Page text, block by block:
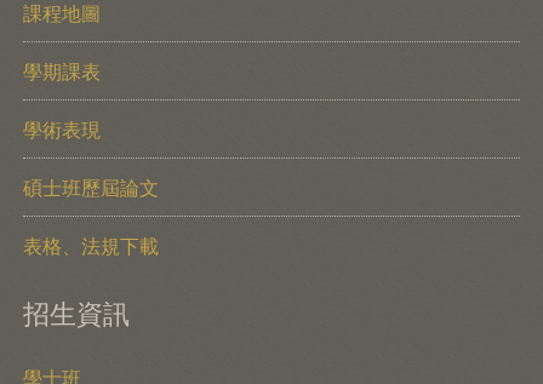
課程地圖
學期課表
學術表現
碩士班歷屆論文
表格、法規下載
招生資訊
學士班